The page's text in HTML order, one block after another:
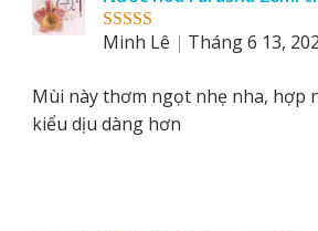
Rated 5out
Minh Lê
Tháng 6 13,
Mùi này thơm ngọt nhẹ nha, hợp
kiểu dịu dàng hơn